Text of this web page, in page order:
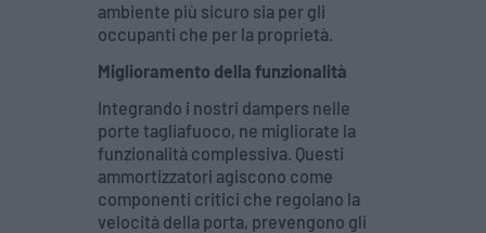
ambiente più sicuro sia per gli
occupanti che per la proprietà.
Miglioramento della funzionalità
Integrando i nostri dampers nelle
porte tagliafuoco, ne migliorate la
funzionalità complessiva. Questi
ammortizzatori agiscono come
componenti critici che regolano la
velocità della porta, prevengono gli